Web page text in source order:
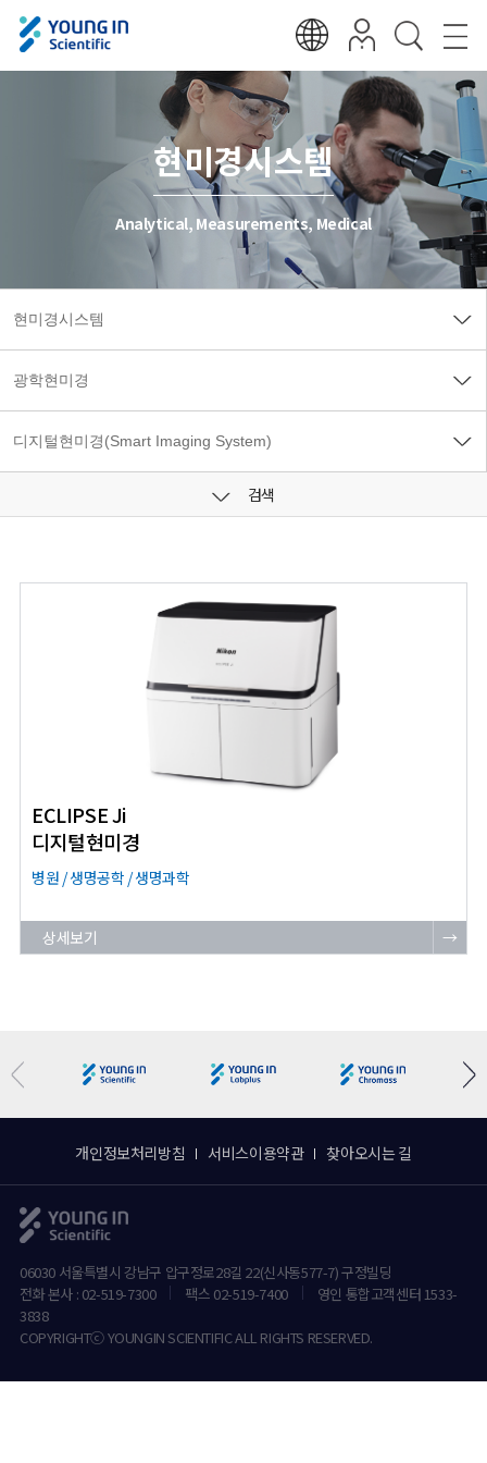
현미경시스템
Analytical, Measurements, Medical
검색
ECLIPSE Ji
디지털현미경
병원 / 생명공학 / 생명과학
상세보기 →
개인정보처리방침 서비스이용약관 찾아오시는 길
06030 서울특별시 강남구 압구정로28길 22(신사동577-7) 구정빌딩
전화 본사 : 02-519-7300
팩스 02-519-7400
영인 통합고객센터 1533-
3838
COPYRIGHTⓒ YOUNGIN SCIENTIFIC ALL RIGHTS RESERVED.